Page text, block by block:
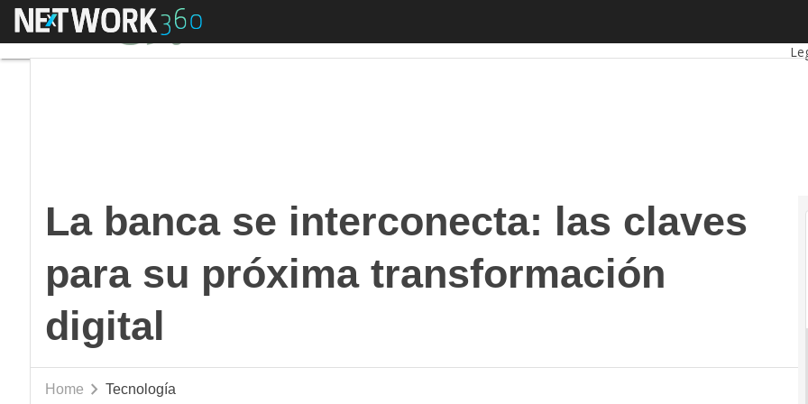
Menú
La banca se interconecta: las claves
para su próxima transformación
digital
Home Tecnología